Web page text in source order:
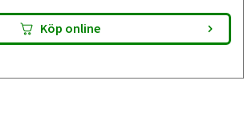
Köp online